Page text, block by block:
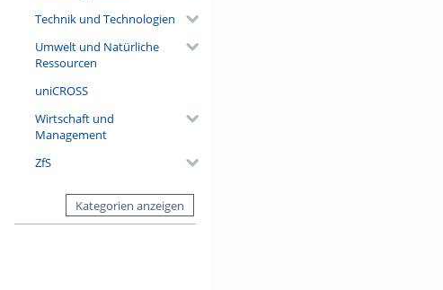
Technik und Technologien
Umwelt und Natürliche
Ressourcen
uniCROSS
Wirtschaft und
Management
ZfS
Kategorien anzeigen